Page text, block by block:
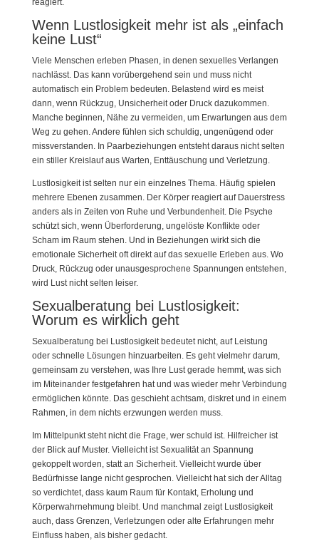
reagiert.
Wenn Lustlosigkeit mehr ist als „einfach
keine Lust“
Viele Menschen erleben Phasen, in denen sexuelles Verlangen
nachlässt. Das kann vorübergehend sein und muss nicht
automatisch ein Problem bedeuten. Belastend wird es meist
dann, wenn Rückzug, Unsicherheit oder Druck dazukommen.
Manche beginnen, Nähe zu vermeiden, um Erwartungen aus dem
Weg zu gehen. Andere fühlen sich schuldig, ungenügend oder
missverstanden. In Paarbeziehungen entsteht daraus nicht selten
ein stiller Kreislauf aus Warten, Enttäuschung und Verletzung.
Lustlosigkeit ist selten nur ein einzelnes Thema. Häufig spielen
mehrere Ebenen zusammen. Der Körper reagiert auf Dauerstress
anders als in Zeiten von Ruhe und Verbundenheit. Die Psyche
schützt sich, wenn Überforderung, ungelöste Konflikte oder
Scham im Raum stehen. Und in Beziehungen wirkt sich die
emotionale Sicherheit oft direkt auf das sexuelle Erleben aus. Wo
Druck, Rückzug oder unausgesprochene Spannungen entstehen,
wird Lust nicht selten leiser.
Sexualberatung bei Lustlosigkeit:
Worum es wirklich geht
Sexualberatung bei Lustlosigkeit bedeutet nicht, auf Leistung
oder schnelle Lösungen hinzuarbeiten. Es geht vielmehr darum,
gemeinsam zu verstehen, was Ihre Lust gerade hemmt, was sich
im Miteinander festgefahren hat und was wieder mehr Verbindung
ermöglichen könnte. Das geschieht achtsam, diskret und in einem
Rahmen, in dem nichts erzwungen werden muss.
Im Mittelpunkt steht nicht die Frage, wer schuld ist. Hilfreicher ist
der Blick auf Muster. Vielleicht ist Sexualität an Spannung
gekoppelt worden, statt an Sicherheit. Vielleicht wurde über
Bedürfnisse lange nicht gesprochen. Vielleicht hat sich der Alltag
so verdichtet, dass kaum Raum für Kontakt, Erholung und
Körperwahrnehmung bleibt. Und manchmal zeigt Lustlosigkeit
auch, dass Grenzen, Verletzungen oder alte Erfahrungen mehr
Einfluss haben, als bisher gedacht.